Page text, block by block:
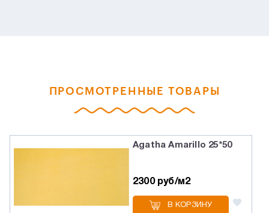
ПРОСМОТРЕННЫЕ ТОВАРЫ
Agatha Amarillo 25*50
2300 руб/м2
В КОРЗИНУ